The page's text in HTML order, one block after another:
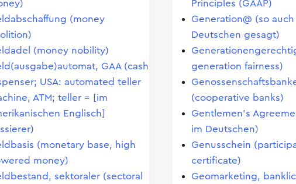
(money
(money nobility)
GAA (cash
USA: automated teller
ATM; teller = [im
Englisch]
(monetary base, high
money)
sektoraler (sectoral
Principles (GAAP)
Generation@ (so auch
Deutschen gesagt)
generation fairness)
(cooperative banks)
Gentlemen's
im Deutschen)
Genusschein
certificate)
Geomarketing,